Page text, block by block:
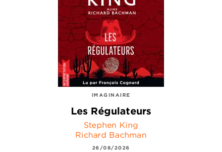
IMAGINAIRE
Les Régulateurs
Stephen King
Richard Bachman
26/08/2026